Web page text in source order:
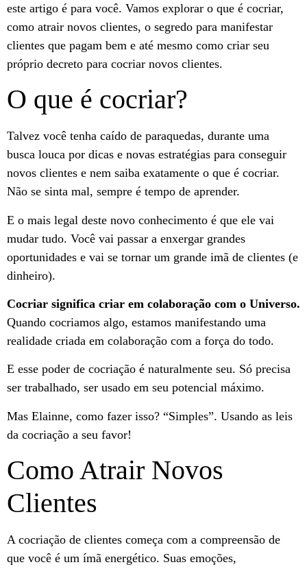
este artigo é para você. Vamos explorar o que é cocriar,
como atrair novos clientes, o segredo para manifestar
clientes que pagam bem e até mesmo como criar seu
próprio decreto para cocriar novos clientes.
O que é cocriar?
Talvez você tenha caído de paraquedas, durante uma
busca louca por dicas e novas estratégias para conseguir
novos clientes e nem saiba exatamente o que é cocriar.
Não se sinta mal, sempre é tempo de aprender.
E o mais legal deste novo conhecimento é que ele vai
mudar tudo. Você vai passar a enxergar grandes
oportunidades e vai se tornar um grande imã de clientes (e
dinheiro).
Cocriar significa criar em colaboração com o Universo.
Quando cocriamos algo, estamos manifestando uma
realidade criada em colaboração com a força do todo.
E esse poder de cocriação é naturalmente seu. Só precisa
ser trabalhado, ser usado em seu potencial máximo.
Mas Elainne, como fazer isso? “Simples”. Usando as leis
da cocriação a seu favor!
Como Atrair Novos
Clientes
A cocriação de clientes começa com a compreensão de
que você é um ímã energético. Suas emoções,